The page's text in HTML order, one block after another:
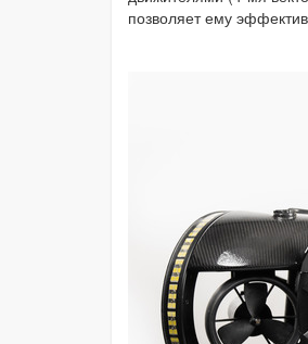
позволяет ему